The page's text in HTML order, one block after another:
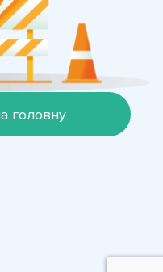
головну